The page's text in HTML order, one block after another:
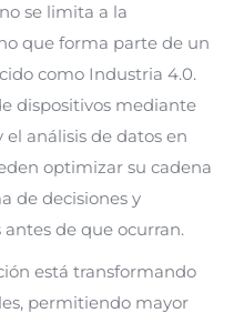
se limita a la
que forma parte de un
como Industria 4.0.
dispositivos mediante
el análisis de datos en
optimizar su cadena
de decisiones y
de que ocurran.
está transformando
permitiendo mayor